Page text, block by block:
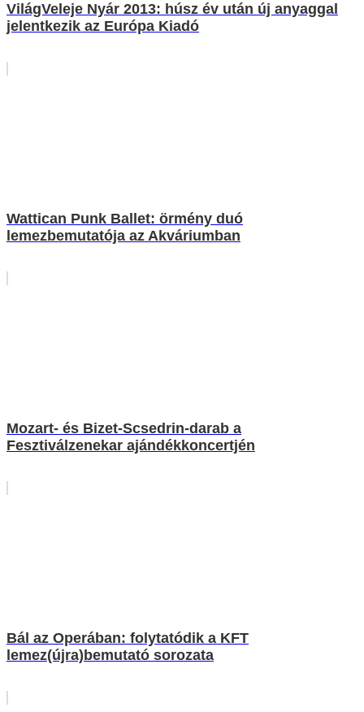
VilágVeleje Nyár 2013: húsz év után új anyaggal
jelentkezik az Európa Kiadó
Wattican Punk Ballet: örmény duó
lemezbemutatója az Akváriumban
Mozart- és Bizet-Scsedrin-darab a
Fesztiválzenekar ajándékkoncertjén
Bál az Operában: folytatódik a KFT
lemez(újra)bemutató sorozata